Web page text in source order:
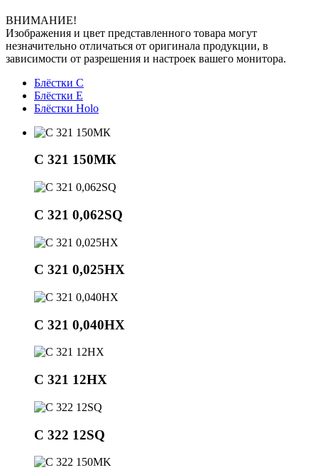
ВНИМАНИЕ!
Изображения и цвет представленного товара могут
незначительно отличаться от оригинала продукции, в
зависимости от разрешения и настроек вашего монитора.
Блёстки C
Блёстки E
Блёстки Holo
С 321 150МК
C 321 0,062SQ
С 321 0,025НХ
C 321 0,040HX
С 321 12HX
С 322 12SQ